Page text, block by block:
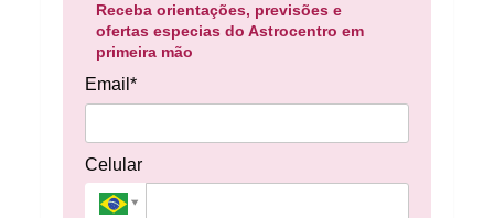
Receba orientações, previsões e
ofertas especias do Astrocentro em
primeira mão
Email*
Celular